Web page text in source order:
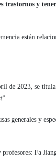
trastornos y
están
de 2023, se
”
generales y
profesores: Fa